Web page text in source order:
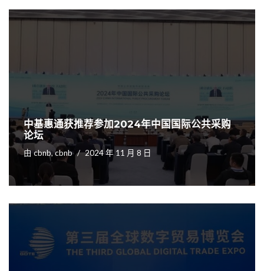
中基惠通获推荐参加2024年中国国际公共采购
论坛
由cbnb, cbnb 2024 年 11 月 8 日